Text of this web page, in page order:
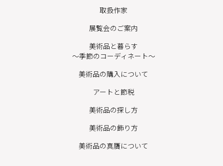
取扱作家
展覧会のご案内
美術品と暮らす
〜季節のコーディネート〜
美術品の購入について
アートと節税
美術品の探し方
美術品の飾り方
美術品の真贋について